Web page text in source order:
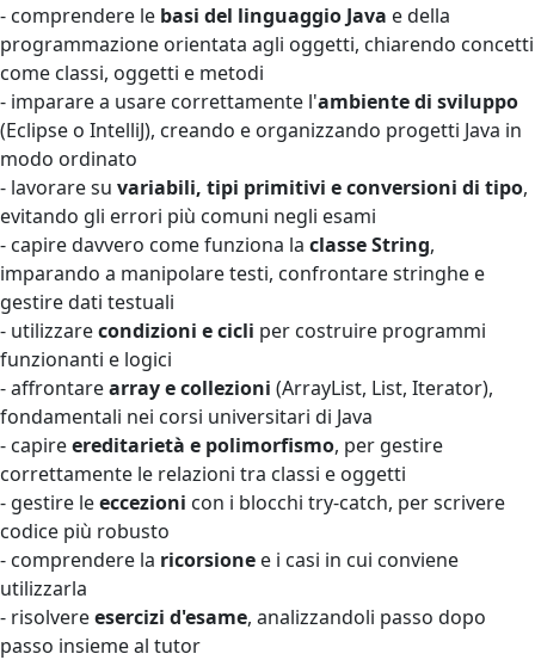
- comprendere le basi del linguaggio Java e della
programmazione orientata agli oggetti, chiarendo concetti
come classi, oggetti e metodi
- imparare a usare correttamente l'ambiente di sviluppo
(Eclipse o IntelliJ), creando e organizzando progetti Java in
modo ordinato
- lavorare su variabili, tipi primitivi e conversioni di tipo,
evitando gli errori più comuni negli esami
- capire davvero come funziona la classe String,
imparando a manipolare testi, confrontare stringhe e
gestire dati testuali
- utilizzarecondizioni e cicli per costruire programmi
funzionanti e logici
- affrontarearray e collezioni (ArrayList, List, Iterator),
fondamentali nei corsi universitari di Java
- capireereditarietà e polimorfismo, per gestire
correttamente le relazioni tra classi e oggetti
- gestire leeccezioni con i blocchi try-catch, per scrivere
codice più robusto
- comprendere la ricorsione e i casi in cui conviene
utilizzarla
- risolvereesercizi d'esame, analizzandoli passo dopo
passo insieme al tutor